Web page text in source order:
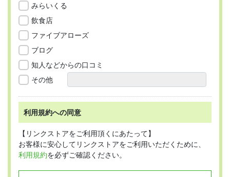
みらいくる
飲食店
ファイブアローズ
ブログ
知人などからの口コミ
その他
利用規約への同意
【リンクストアをご利用頂くにあたって】
お客様に安心してリンクストアをご利用いただくために、
利用規約を必ずご確認ください。